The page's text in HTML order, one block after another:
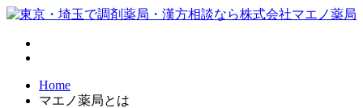
Home
マエノ薬局とは